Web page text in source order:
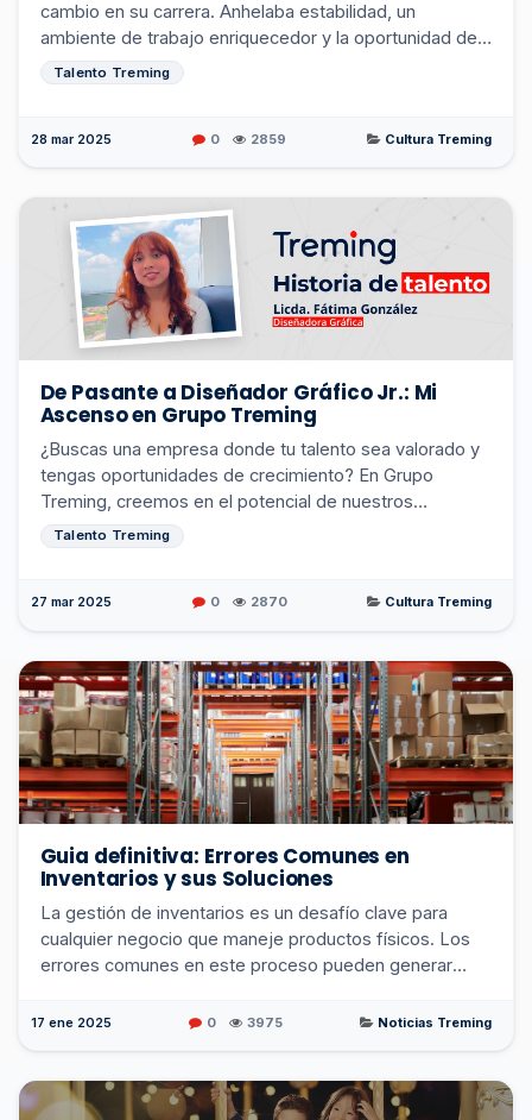
cambio en su carrera. Anhelaba estabilidad, un
ambiente de trabajo enriquecedor y la oportunidad de
trabajar con tecnologías de punta. En Grupo Tremin...
Talento Treming
28 mar 2025 0 2859 Cultura Treming
De Pasante a Diseñador Gráfico Jr.: Mi
Ascenso en Grupo Treming
¿Buscas una empresa donde tu talento sea valorado y
tengas oportunidades de crecimiento? En Grupo
Treming, creemos en el potencial de nuestros
colaboradores y les brindamos las herramientas para
alcan...
Talento Treming
27 mar 2025 0 2870 Cultura Treming
Guia definitiva: Errores Comunes en
Inventarios y sus Soluciones
La gestión de inventarios es un desafío clave para
cualquier negocio que maneje productos físicos. Los
errores comunes en este proceso pueden generar
17 ene 2025 0 3975 Noticias Treming